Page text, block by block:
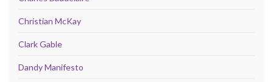
Christian McKay
Clark Gable
Dandy Manifesto